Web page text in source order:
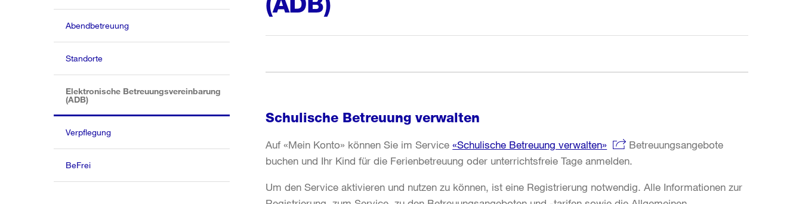
Schulische Betreuung verwalten
Auf «Mein Konto» können Sie im Service«Schulische Betreuung verwalten»
Betreuungsangebote
buchen und Ihr Kind für die Ferienbetreuung oder unterrichtsfreie Tage anmelden.
Um den Service aktivieren und nutzen zu können, ist eine Registrierung notwendig. Alle Informationen zur
Abendbetreuung
Standorte
Elektronische Betreuungsvereinbarung
(ADB)(aktiv)
Verpflegung
BeFrei